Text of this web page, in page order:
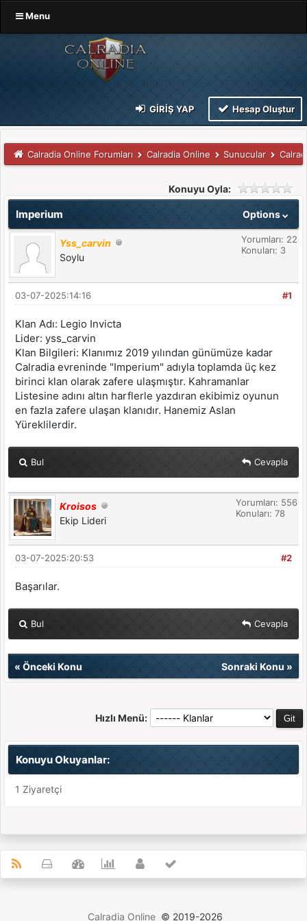
Menu
GIRIŞ YAP Hesap Oluştur
Calradia Online Forumları Calradia Online Sunucular
Konuyu Oyla:
Options
Imperium
Yss_carvin
Soylu
Yorumları: 22
Konuları: 3
#1
03-07-2025:14:16
Klan Adı: Legio Invicta
Lider: yss_carvin
Klan Bilgileri: Klanımız 2019 yılından günümüze kadar
Calradia evreninde "Imperium" adıyla toplamda üç kez
birinci klan olarak zafere ulaşmıştır. Kahramanlar
Listesine adını altın harflerle yazdıran ekibimiz oyunun
en fazla zafere ulaşan klanıdır. Hanemiz Aslan
Yüreklilerdir.
Bul Cevapla
Kroisos
Ekip Lideri
Yorumları: 556
Konuları: 78
#2
03-07-2025:20:53
Başarılar.
Bul Cevapla
« Önceki Konu Sonraki Konu»
Hızlı Menü:
Konuyu Okuyanlar:
1 Ziyaretçi
Calradia Online © 2019-2026